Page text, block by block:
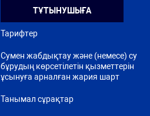
ТҰТЫНУШЫҒА
Тарифтер
Сумен жабдықтау және (немесе) су
бұрудың көрсетілетін қызметтерін
ұсынуға арналған жария шарт
Танымал сұрақтар